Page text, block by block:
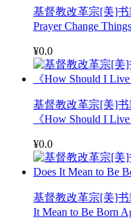
基督教改革宗[美]
Prayer Change Things
¥0.0
基督教改革宗[美]书
《How Should I
¥0.0
基督教改革宗[美]书
It Mean to Be Born